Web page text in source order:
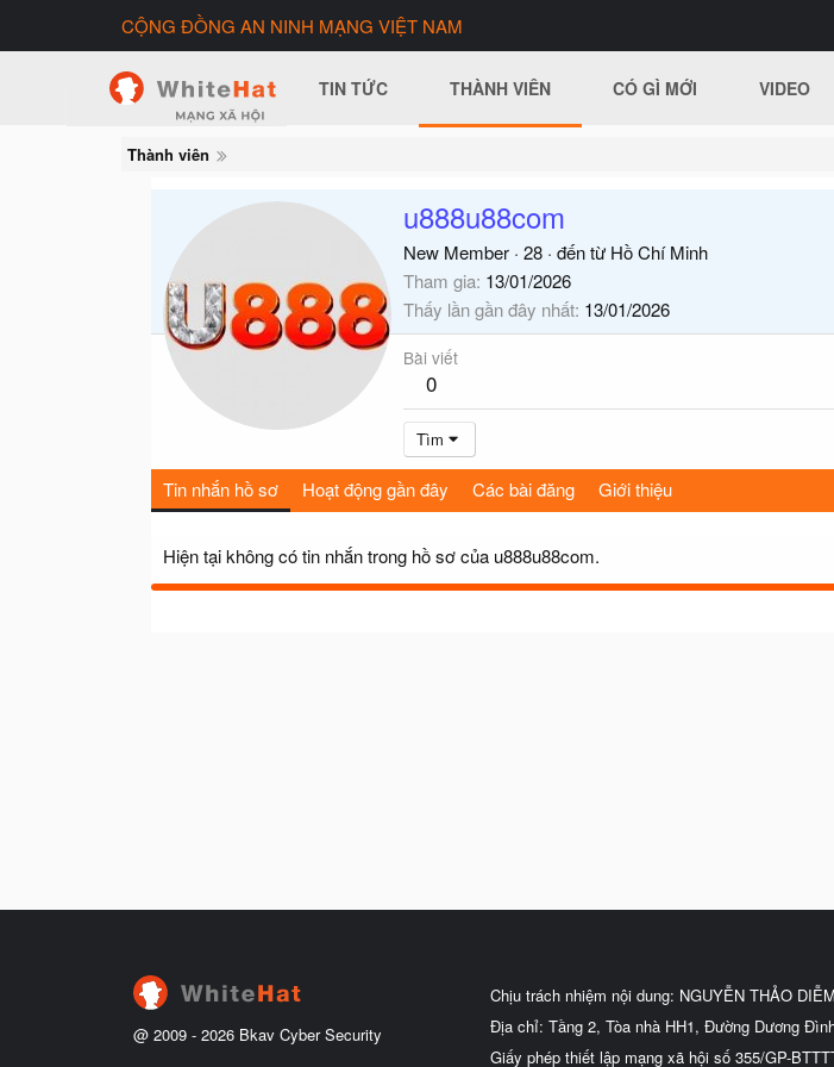
CỘNG ĐỒNG AN NINH MẠNG VIỆT NAM
TIN TỨC THÀNH VIÊN CÓ GÌ MỚI VIDEO
Thành viên
u888u88com
New Member · 28 · đến từ Hồ Chí Minh
Tham gia 13/01/2026
Thấy lần gần đây nhất 13/01/2026
Bài viết
0
Tìm
Tin nhắn hồ sơ Hoạt động gần đây Các bài đăng Giới thiệu
Hiện tại không có tin nhắn trong hồ sơ của u888u88com.
@ 2009 - 2026 Bkav Cyber Security
Chịu trách nhiệm nội dung: NGUYỄN THẢO
Địa chỉ: Tầng 2, Tòa nhà HH1, Đường Dương
Giấy phép thiết lập mạng xã hội số 355/GP-